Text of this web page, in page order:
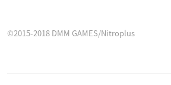
©2015-2018 DMM GAMES/Nitroplus